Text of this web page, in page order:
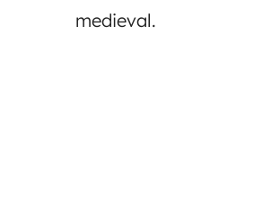
medieval.